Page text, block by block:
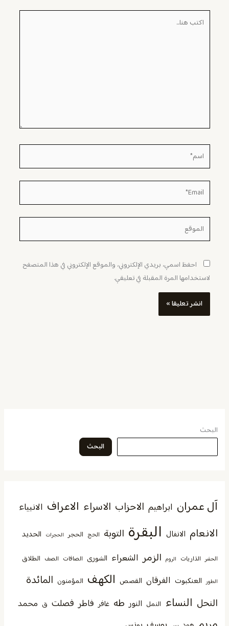
اسم*
Email*
الموقع
احفظ اسمي، بريدي الإلكتروني، والموقع الإلكتروني في هذا المتصفح
لاستخدامها المرة المقبلة في تعليقي.
البحث
البحث
آل عمران ابراهيم الاحزاب الاسراء الاعراف الانبياء
الانعام الانفال البقرة التوبة الحج الحجر الحجرات الحديد
الحشر الذاريات الروم الزمر الشعراء الشورى الصافات الصف الطلاق
الطور العنكبوت الفرقان القصص الكهف المؤمنون المائدة
النحل النساء النمل النور طه غافر فاطر فصلت ق محمد